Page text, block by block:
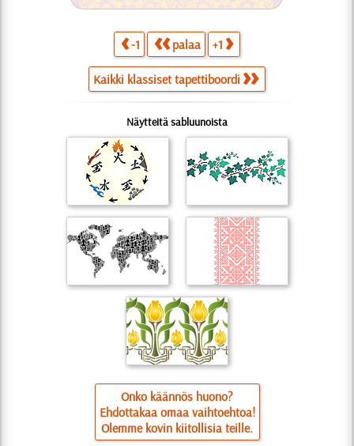
-1 palaa +1
Kaikki klassiset tapettiboordi
Näytteitä sabluunoista
Onko käännös huono?
Ehdottakaa omaa vaihtoehtoa!
Olemme kovin kiitollisia teille.